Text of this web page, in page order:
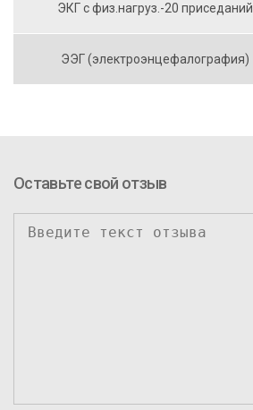
ЭКГ с физ.нагруз.-20 приседаний
ЭЭГ (электроэнцефалография)
Оставьте свой отзыв